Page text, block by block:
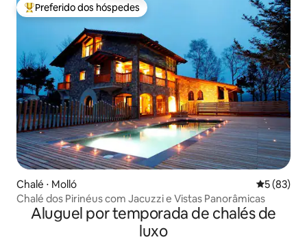
Entre os melhores preferidos dos hóspedes
Preferido dos hóspedes
Chalé ⋅ Molló 5 de uma
5 (83)
Chalé dos Pirinéus com Jacuzzi e Vistas Panorâmicas
Aluguel por temporada de chalés de
luxo